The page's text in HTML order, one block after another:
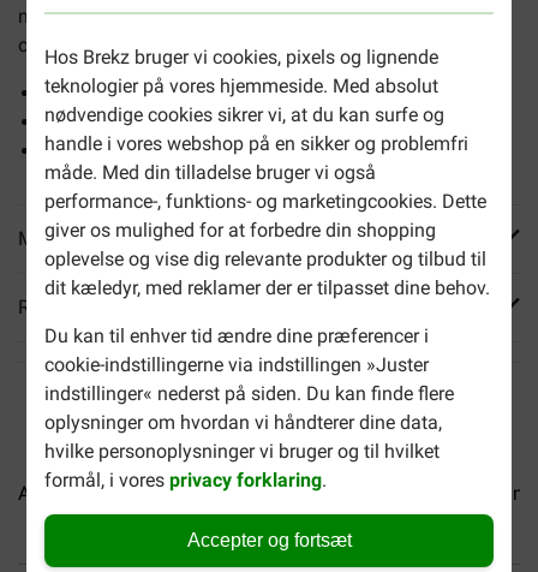
Hos Brekz bruger vi cookies, pixels og lignende
teknologier på vores hjemmeside. Med absolut
nødvendige cookies sikrer vi, at du kan surfe og
handle i vores webshop på en sikker og problemfri
måde. Med din tilladelse bruger vi også
performance-, funktions- og marketingcookies. Dette
giver os mulighed for at forbedre din shopping
oplevelse og vise dig relevante produkter og tilbud til
dit kæledyr, med reklamer der er tilpasset dine behov.
Du kan til enhver tid ændre dine præferencer i
cookie-indstillingerne via indstillingen »Juster
indstillinger« nederst på siden. Du kan finde flere
oplysninger om hvordan vi håndterer dine data,
hvilke personoplysninger vi bruger og til hvilket
formål, i voresprivacy forklaring.
Accepter og fortsæt
naturlig og indeholder kun ingredienser af høj kvalitet, som
også bruges i fødevareindustrien.
Indeholder 70 gram
Til voksne katte
Uden kemiske tilsætningsstoffer
Mere info
Reviews
Almo Nature HFC Jelly... Almo Nature HFC Natural...